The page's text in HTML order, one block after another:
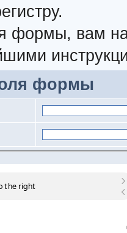
формы, вам на
формы